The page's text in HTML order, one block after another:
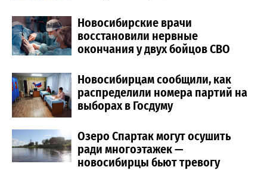
Новосибирские врачи
восстановили нервные
окончания у двух бойцов СВО
Новосибирцам сообщили, как
распределили номера партий на
выборах в Госдуму
Озеро Спартак могут осушить
ради многоэтажек —
новосибирцы бьют тревогу